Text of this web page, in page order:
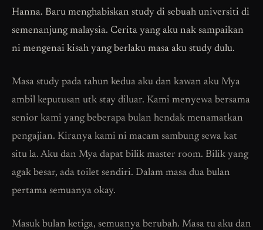
Hanna. Baru menghabiskan study di sebuah universiti di
semenanjung malaysia. Cerita yang aku nak sampaikan
ni mengenai kisah yang berlaku masa aku study dulu.
Masa study pada tahun kedua aku dan kawan aku Mya
ambil keputusan utk stay diluar. Kami menyewa bersama
senior kami yang beberapa bulan hendak menamatkan
pengajian. Kiranya kami ni macam sambung sewa kat
situ la. Aku dan Mya dapat bilik master room. Bilik yang
agak besar, ada toilet sendiri. Dalam masa dua bulan
pertama semuanya okay.
Masuk bulan ketiga, semuanya berubah. Masa tu aku dan